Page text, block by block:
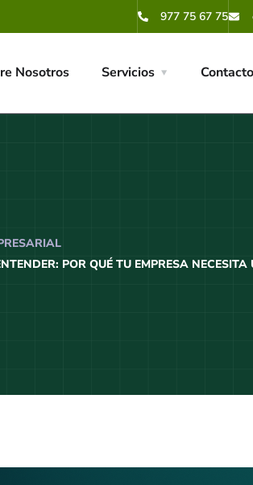
977 75 67 75
Nosotros Servicios Contacto
POR QUÉ TU EMPRESA